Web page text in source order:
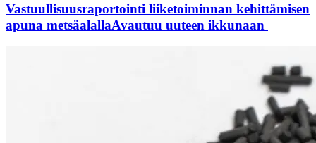
Vastuullisuusraportointi liiketoiminnan kehittämisen
apuna metsäalallaAvautuu uuteen ikkunaan